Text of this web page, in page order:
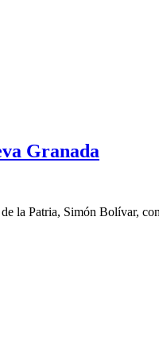
Granada
la Patria, Simón Bolívar,